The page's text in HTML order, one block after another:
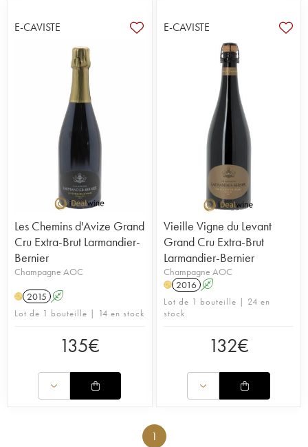
E-CAVISTE
Les Chemins d'Avize Grand
Cru Extra-Brut Larmandier-
Bernier
Champagne AOC
H 2015 A
Lot de 1 bouteille | 14 en stock
135€
E-CAVISTE
Vieille Vigne du Levant
Grand Cru Extra-Brut
Larmandier-Bernier
Champagne AOC
H 2016 A
Lot de 1 bouteille | 24 en
stock
132€
1